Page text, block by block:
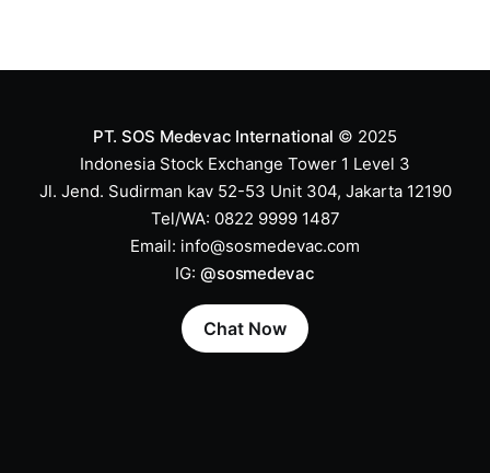
PT. SOS Medevac International © 2025
Indonesia Stock Exchange Tower 1 Level 3
Jl. Jend. Sudirman kav 52-53 Unit 304, Jakarta 12190
Tel/WA: 0822 9999 1487
Email: info@sosmedevac.com
IG:@sosmedevac
Chat Now